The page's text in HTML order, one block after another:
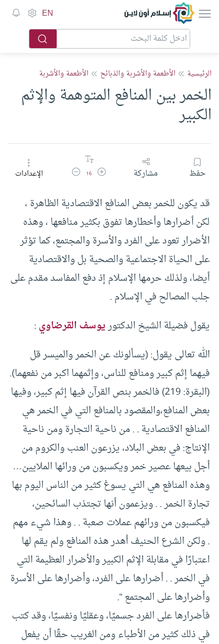
إسلام أون لاين EN
الرئيسية الأطعمة والأشربة والذبائح الأطعمة والأشربة
الخمر بين المنافع المتوهمة والإثم
الكبير
حفظ مشاركة زيادة حجم الخط
16 تقليل حجم الخطالإعدادات
قد يكون للخمر بعض المنافع الاقتصادية الظاهرة ،
لكن أضرارها وأخطارها تفوق بكثير منافعها ، وهذه
الأضرار تعود على الفرد والأسرة والمجتمع، كما تؤثر
على الحياة الاجتماعية والصحية بل والاقتصادية
أيضا، ولذلك حرمها الإسلام إذ دفع المفاسد مقدم على
جلب المصالح في الإسلام .
يقول فضيلة الشيخ الدكتوريوسف القرضاوي:
الله تعالى يقول: (يسألونك عن الخمر والميسر قل
فيهما إثم كبير ومنافع للناس، وإثمهما اكبر من نفعهما).
(البقرة: 219) فالخمر بنص القرآن فيها إثم كبير، وفيها
بعض المنافع،والمقصود بالمنافع التي في الخمر هي
المنافع الاقتصادية . . من ناحية التجارة ومن ناحية
الإنتاج: في بعض البلاد، يزرعون العنب والكروم من
أجل بيعها عصير خمر ويكسبون من ورائها الملايين…
وهذه المنافع هي التي يسوغ كثير من الناس اليوم بها
تجارة الخمر . . ويزعمون أنها تجتذب السائحين،
فيكسبون من ورائهم عملات صعبة . . وهذا شيء مهم
. ولكن الشرع الحنيف أهدر هذه المنافع ولم يقم لها
اعتبارًا في مقابلة الإثم الكبير والأضرار العظيمة التي
في الخمر . . أضرارها على الفرد، وأضرارها على الأسرة
وأضرارها على المجتمع “.
فأضرارها على الفرد جسميًا، وعقليًا ونفسيًا، وقد كتب
في ذلك كثير من الأطباء ومن الغريب حقًا أن يفعل